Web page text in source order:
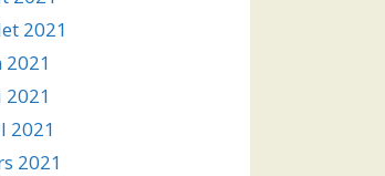
2021
2021
2021
2021